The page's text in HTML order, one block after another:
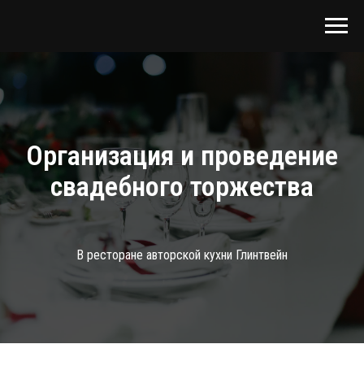
Организация и проведение
свадебного торжества
В ресторане авторской кухни Глинтвейн